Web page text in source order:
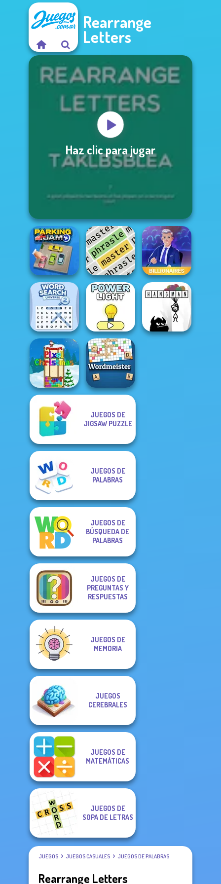
Rearrange
Letters
Haz clic para jugar
Parking Jam Phrasle Master Billionaires
Word Search
Universe 2
Power Light
Pixel Christmas
JUEGOS DE
JIGSAW PUZZLE
JUEGOS DE
PALABRAS
JUEGOS DE
BÚSQUEDA DE
PALABRAS
JUEGOS DE
PREGUNTAS Y
RESPUESTAS
JUEGOS DE
MEMORIA
JUEGOS
CEREBRALES
JUEGOS DE
MATEMÁTICAS
JUEGOS DE
SOPA DE LETRAS
JUEGOS JUEGOS CASUALES JUEGOS DE PALABRAS
Rearrange Letters